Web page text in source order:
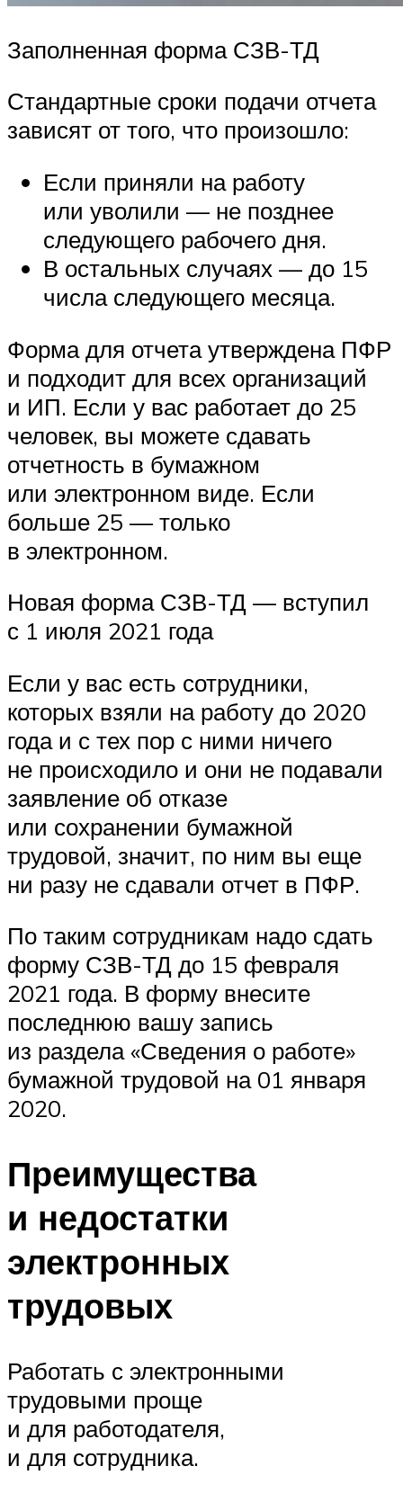
Заполненная форма СЗВ-ТД
Стандартные сроки подачи отчета
зависят от того, что произошло:
Если приняли на работу
или уволили — не позднее
следующего рабочего дня.
В остальных случаях — до 15
числа следующего месяца.
Форма для отчета утверждена ПФР
и подходит для всех организаций
и ИП. Если у вас работает до 25
человек, вы можете сдавать
отчетность в бумажном
или электронном виде. Если
больше 25 — только
в электронном.
Новая форма СЗВ-ТД — вступил
с 1 июля 2021 года
Если у вас есть сотрудники,
которых взяли на работу до 2020
года и с тех пор с ними ничего
не происходило и они не подавали
заявление об отказе
или сохранении бумажной
трудовой, значит, по ним вы еще
ни разу не сдавали отчет в ПФР.
По таким сотрудникам надо сдать
форму СЗВ-ТД до 15 февраля
2021 года. В форму внесите
последнюю вашу запись
из раздела «Сведения о работе»
бумажной трудовой на 01 января
2020.
Преимущества
и недостатки
электронных
трудовых
Работать с электронными
трудовыми проще
и для работодателя,
и для сотрудника.